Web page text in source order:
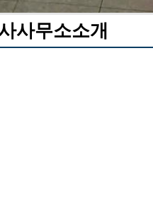
사무소소개